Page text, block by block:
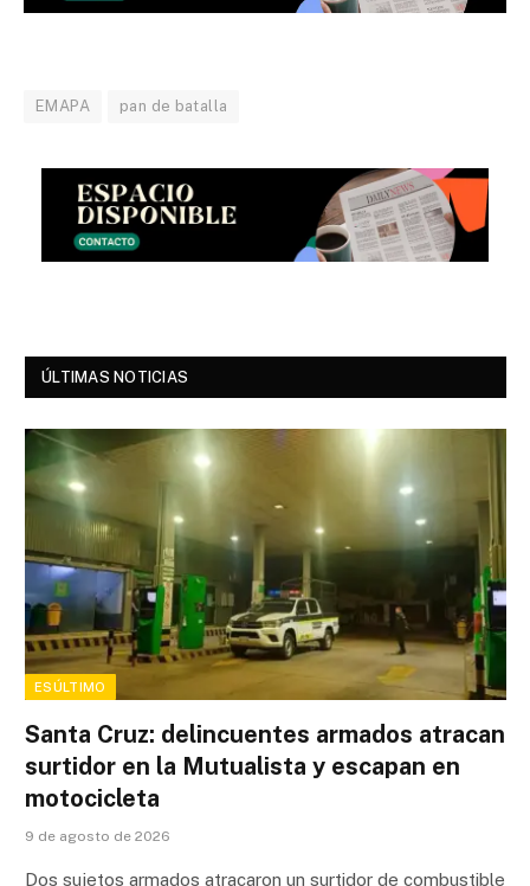
EMAPA pan de batalla
ÚLTIMAS NOTICIAS
ESÚLTIMO
Santa Cruz: delincuentes armados atracan
surtidor en la Mutualista y escapan en
motocicleta
9 de agosto de 2026
Dos sujetos armados atracaron un surtidor de combustible